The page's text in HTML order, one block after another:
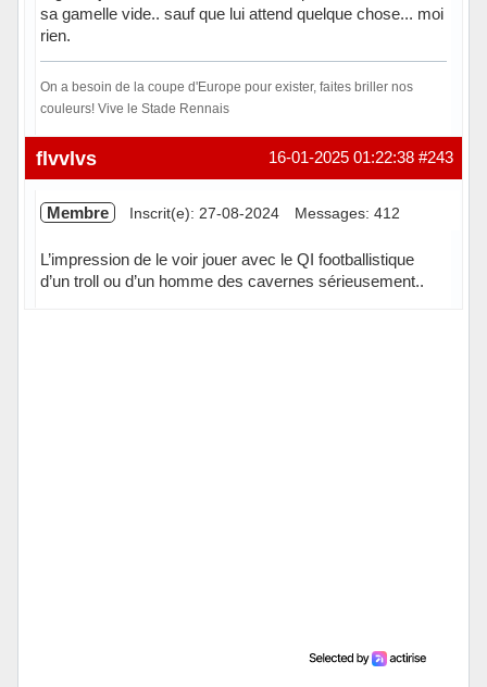
sa gamelle vide.. sauf que lui attend quelque chose... moi
rien.
On a besoin de la coupe d'Europe pour exister, faites briller nos
couleurs! Vive le Stade Rennais
Hors ligne #243
16-01-2025 01:22:38
flvvlvs
Membre Inscrit(e): 27-08-2024 Messages: 412
L’impression de le voir jouer avec le QI footballistique
d’un troll ou d’un homme des cavernes sérieusement..